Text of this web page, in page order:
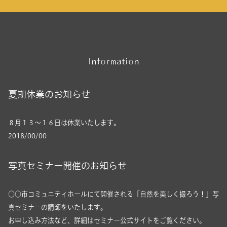
Information
夏期休業のお知らせ
８月１３～１６日は休業いたします。
2018/00/00
写真セミナー開催のお知らせ
○○市コミュニティホールにて開催される「自然を美しく撮ろう！」写
真セミナーの講師をいたします。
お申し込み方法など、詳細はセミナー公式サイトをご覧ください。